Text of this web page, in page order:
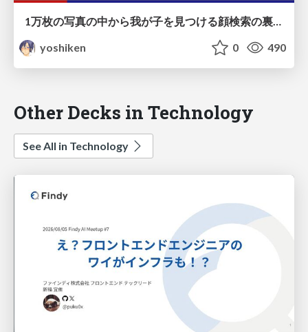
yoshiken
0 490
Other Decks in Technology
See All in Technology